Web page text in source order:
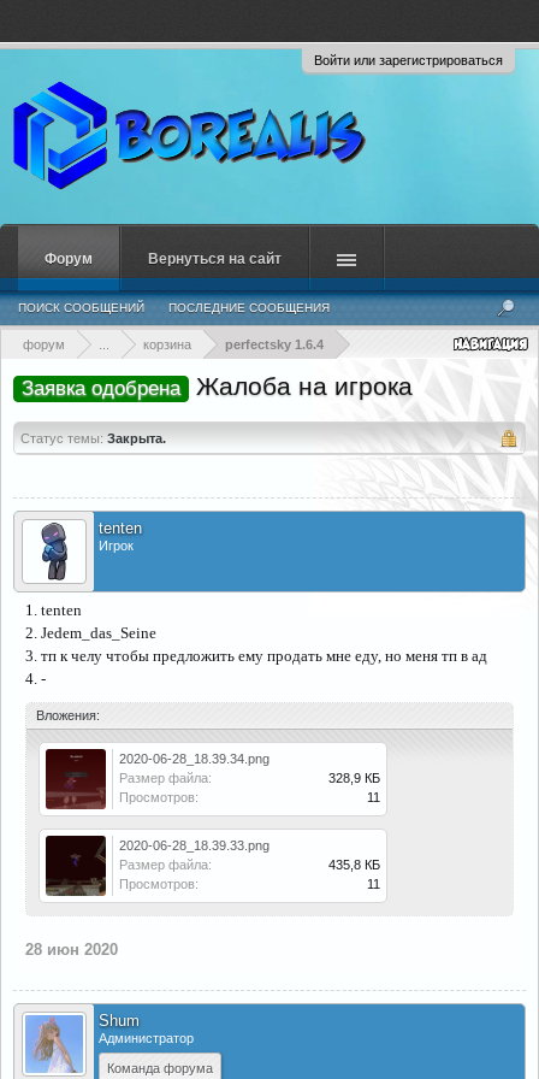
Войти или зарегистрироваться
форум корзина perfectsky 1.6.4
Заявка одобрена Жалоба на игрока
Статус темы: Закрыта.
tenten
Игрок
1. tenten
2. Jedem_das_Seine
3. тп к челу чтобы предложить ему продать мне еду, но меня тп в ад
4. -
Вложения:
2020-06-28_18.39.34.png
Размер файла:
328,9 КБ
Просмотров:
11
2020-06-28_18.39.33.png
Размер файла:
435,8 КБ
Просмотров:
11
28 июн 2020
Shum
Администратор
Команда форума
Форум
ПОИСК СООБЩЕНИЙ ПОСЛЕДНИЕ СООБЩЕНИЯ
Вернуться на сайт